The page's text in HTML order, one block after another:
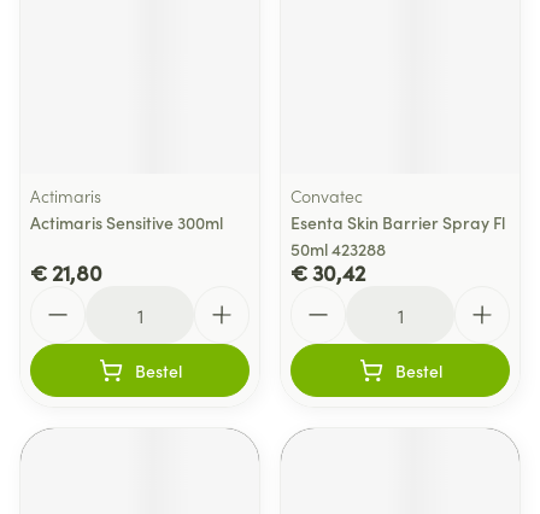
Actimaris
Actimaris Sensitive 300ml
€ 21,80
Bestel
Convatec
Esenta Skin Barrier Spray Fl
50ml 423288
€ 30,42
Bestel